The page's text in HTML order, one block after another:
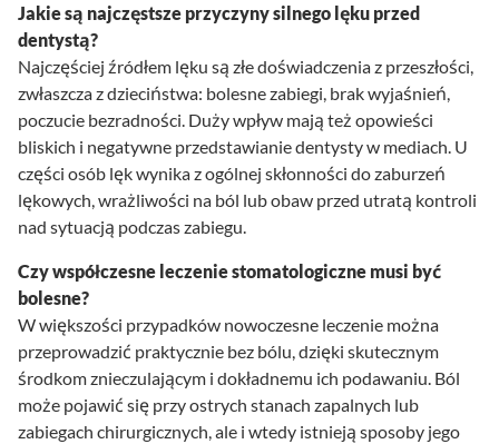
Jakie są najczęstsze przyczyny silnego lęku przed
dentystą?
Najczęściej źródłem lęku są złe doświadczenia z przeszłości,
zwłaszcza z dzieciństwa: bolesne zabiegi, brak wyjaśnień,
poczucie bezradności. Duży wpływ mają też opowieści
bliskich i negatywne przedstawianie dentysty w mediach. U
części osób lęk wynika z ogólnej skłonności do zaburzeń
lękowych, wrażliwości na ból lub obaw przed utratą kontroli
nad sytuacją podczas zabiegu.
Czy współczesne leczenie stomatologiczne musi być
bolesne?
W większości przypadków nowoczesne leczenie można
przeprowadzić praktycznie bez bólu, dzięki skutecznym
środkom znieczulającym i dokładnemu ich podawaniu. Ból
może pojawić się przy ostrych stanach zapalnych lub
zabiegach chirurgicznych, ale i wtedy istnieją sposoby jego